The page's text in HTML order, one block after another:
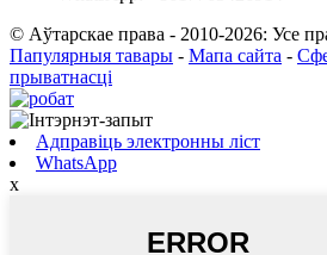
© Аўтарскае права - 2010-2026: Усе
Папулярныя тавары - Мапа сайта -
прыватнасці
Адправіць электронны ліст
WhatsApp
x